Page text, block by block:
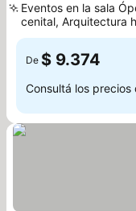
Eventos en la sala
cenital, Arquitectura
Époque
De $ 9.374
Consultá los precios